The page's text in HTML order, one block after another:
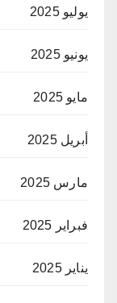
يوليو 2025
يونيو 2025
مايو 2025
أبريل 2025
مارس 2025
فبراير 2025
يناير 2025